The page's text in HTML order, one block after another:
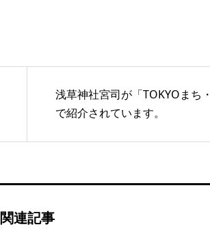
浅草神社宮司が「TOKYOまち
で紹介されています。
関連記事